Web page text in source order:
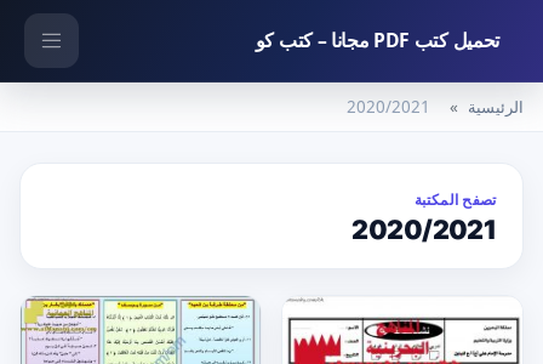
تحميل كتب PDF مجانا – كتب كو
الرئيسية 2020/2021
تصفح المكتبة
2020/2021